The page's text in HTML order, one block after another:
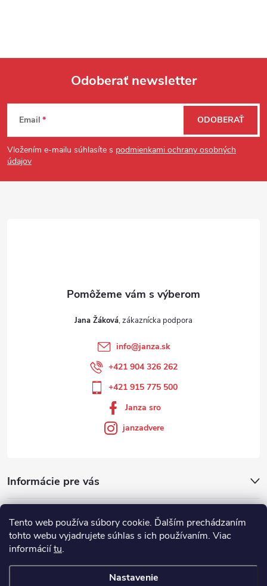
Tento web používa súbory cookie. Ďalším prechádzaním
tohto webu vyjadrujete súhlas s ich používaním. Viac
informáciítu.
Nastavenie
Zápätie
Odoberať newsletter
Email
Vložením e-mailu súhlasíte s podmienkami ochrany osobných
údajov
ODOBERAŤ
Informácie pre vás
Jana Žáková
info@janza.sk
+421 904 326 262
+421 915 775 500
Janza sro
janzadvere
Showroom